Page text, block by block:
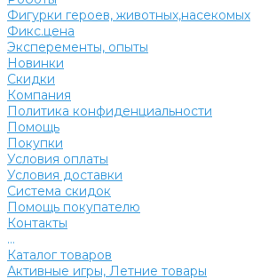
Фигурки героев, животных,насекомых
Фикс.цена
Эксперементы, опыты
Новинки
Скидки
Компания
Политика конфиденциальности
Помощь
Покупки
Условия оплаты
Условия доставки
Система скидок
Помощь покупателю
Контакты
...
Каталог товаров
Активные игры, Летние товары